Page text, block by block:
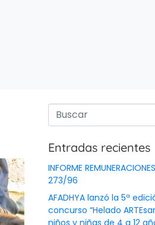
Entradas recientes
INFORME
273/96
AFADHYA lanzó la 5ª
concurso “Helado